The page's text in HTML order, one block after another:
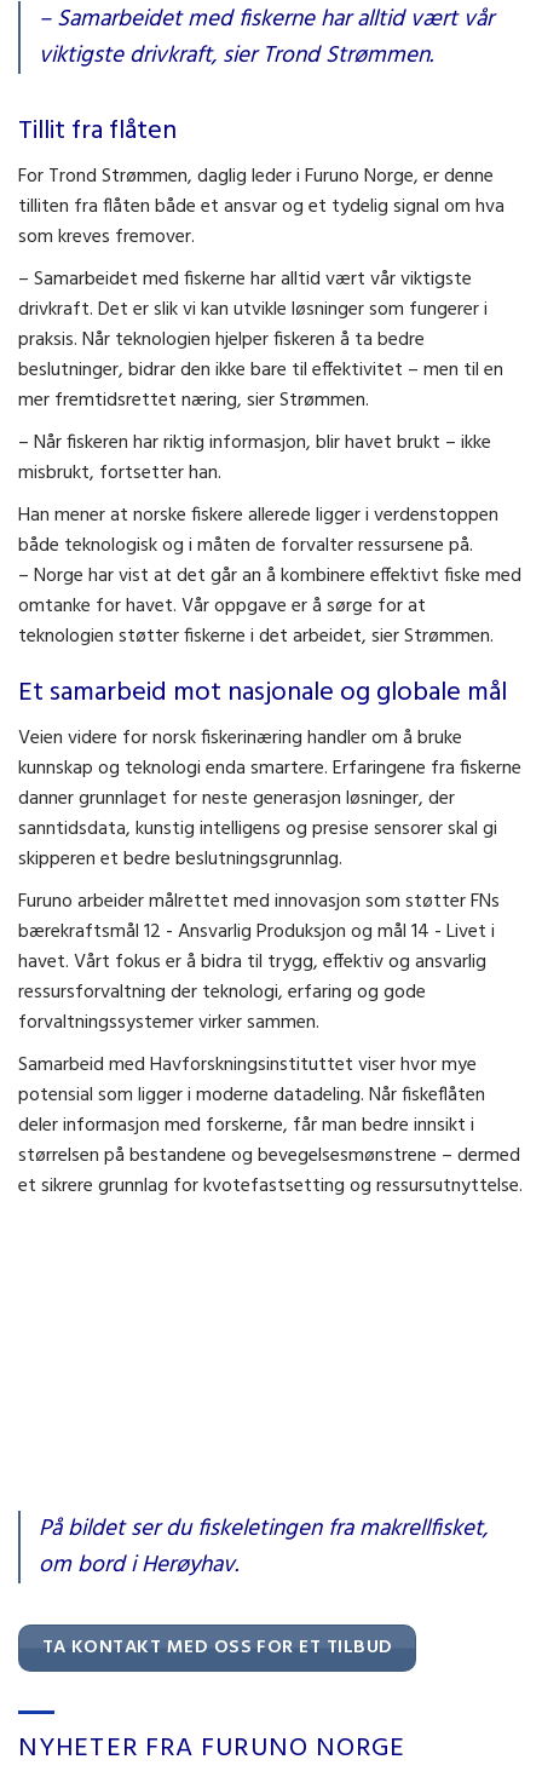
fiskerne i det arbeidet, sier Trond Strømmen som er daglig leder i
Furuno Norge.
– Samarbeidet med fiskerne har alltid vært vår
viktigste drivkraft, sier Trond Strømmen.
Tillit fra flåten
For Trond Strømmen, daglig leder i Furuno Norge, er denne
tilliten fra flåten både et ansvar og et tydelig signal om hva
som kreves fremover.
– Samarbeidet med fiskerne har alltid vært vår viktigste
drivkraft. Det er slik vi kan utvikle løsninger som fungerer i
praksis. Når teknologien hjelper fiskeren å ta bedre
beslutninger, bidrar den ikke bare til effektivitet – men til en
mer fremtidsrettet næring, sier Strømmen.
– Når fiskeren har riktig informasjon, blir havet brukt – ikke
misbrukt, fortsetter han.
Han mener at norske fiskere allerede ligger i verdenstoppen
både teknologisk og i måten de forvalter ressursene på.
– Norge har vist at det går an å kombinere effektivt fiske med
omtanke for havet. Vår oppgave er å sørge for at
teknologien støtter fiskerne i det arbeidet, sier Strømmen.
Et samarbeid mot nasjonale og globale mål
Veien videre for norsk fiskerinæring handler om å bruke
kunnskap og teknologi enda smartere. Erfaringene fra fiskerne
danner grunnlaget for neste generasjon løsninger, der
sanntidsdata, kunstig intelligens og presise sensorer skal gi
skipperen et bedre beslutningsgrunnlag.
Furuno arbeider målrettet med innovasjon som støtter FNs
bærekraftsmål 12 - Ansvarlig Produksjon og mål 14 - Livet i
havet. Vårt fokus er å bidra til trygg, effektiv og ansvarlig
ressursforvaltning der teknologi, erfaring og gode
forvaltningssystemer virker sammen.
Samarbeid med Havforskningsinstituttet viser hvor mye
potensial som ligger i moderne datadeling. Når fiskeflåten
deler informasjon med forskerne, får man bedre innsikt i
størrelsen på bestandene og bevegelsesmønstrene – dermed
et sikrere grunnlag for kvotefastsetting og ressursutnyttelse.
På bildet ser du fiskeletingen fra makrellfisket,
om bord i Herøyhav.
TA KONTAKT MED OSS FOR ET TILBUD
NYHETER FRA FURUNO NORGE